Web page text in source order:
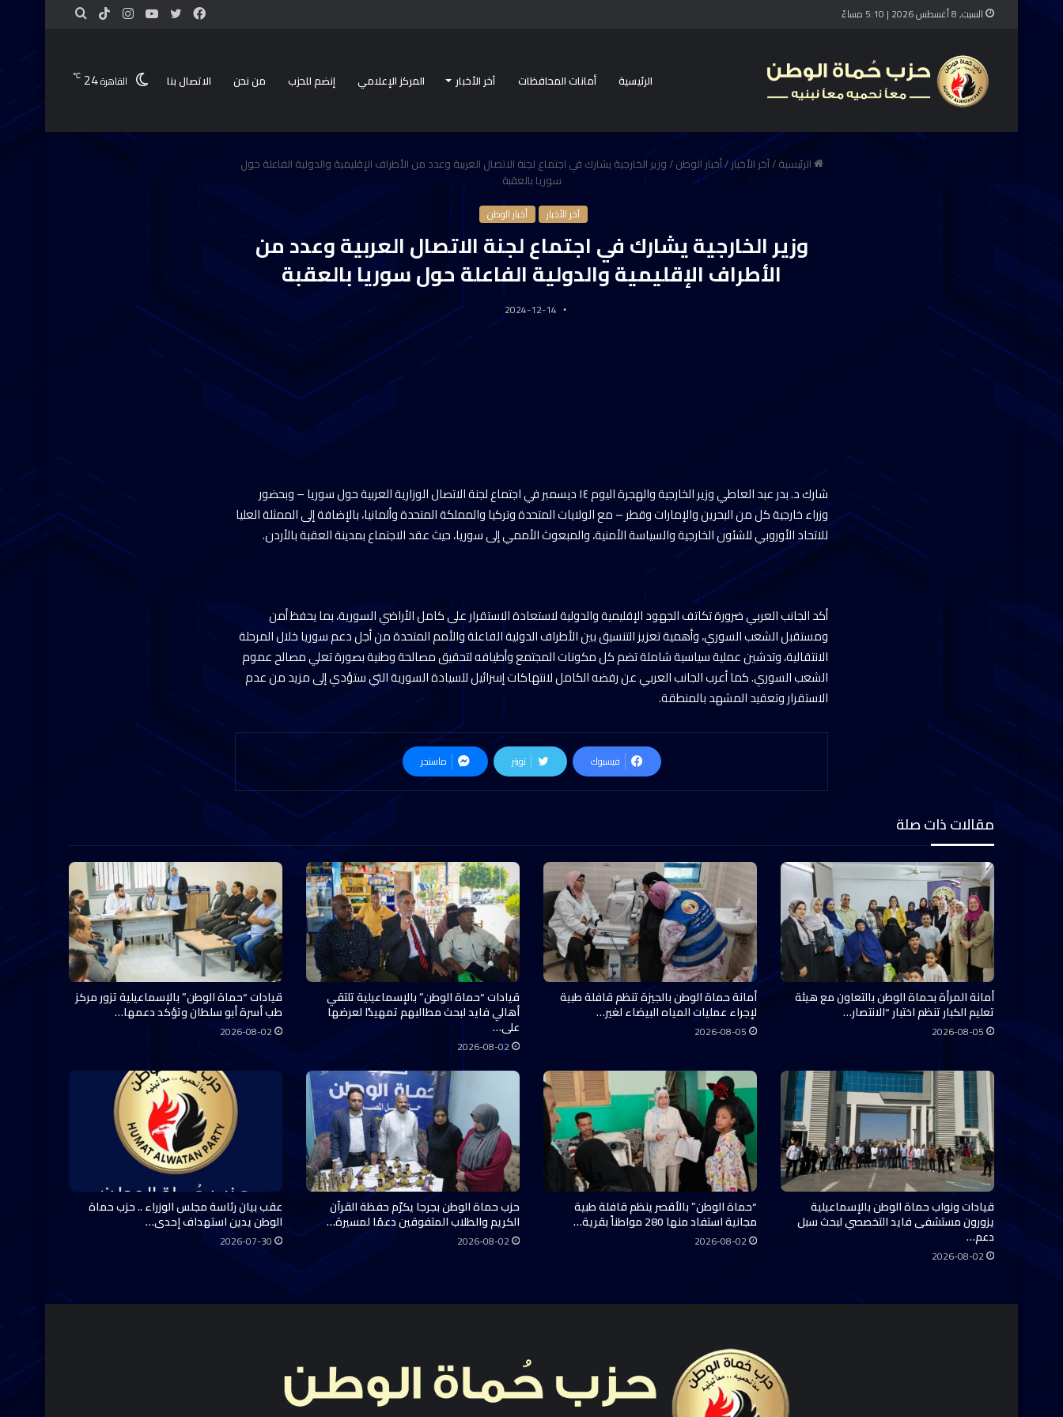
السبت, 8 أغسطس 2026 | 5:10 مساءً
الرئيسية أمانات المحافظات آخر الأخبار المركز الإعلامي إنضم للحزب من نحن الاتصال بنا القاهرة24
℃
الرئيسية/آخر الأخبار/أخبار الوطن/وزير الخارجية يشارك في اجتماع لجنة الاتصال العربية وعدد من الأطراف الإقليمية والدولية الفاعلة حول
سوريا بالعقبة
آخر الأخبار أخبار الوطن
وزير الخارجية يشارك في اجتماع لجنة الاتصال العربية وعدد من
الأطراف الإقليمية والدولية الفاعلة حول سوريا بالعقبة
2024-12-14
شارك د. بدر عبد العاطي وزير الخارجية والهجرة اليوم ١٤ ديسمبر في اجتماع لجنة الاتصال الوزارية العربية حول سوريا – وبحضور
وزراء خارجية كل من البحرين والإمارات وقطر – مع الولايات المتحدة وتركيا والمملكة المتحدة وألمانيا، بالإضافة إلى الممثلة العليا
للاتحاد الأوروبي للشئون الخارجية والسياسة الأمنية، والمبعوث الأممي إلى سوريا، حيث عقد الاجتماع بمدينة العقبة بالأردن.
أكد الجانب العربي ضرورة تكاتف الجهود الإقليمية والدولية لاستعادة الاستقرار على كامل الأراضي السورية، بما يحفظ أمن
ومستقبل الشعب السوري، وأهمية تعزيز التنسيق بين الأطراف الدولية الفاعلة والأمم المتحدة من أجل دعم سوريا خلال المرحلة
الانتقالية، وتدشين عملية سياسية شاملة تضم كل مكونات المجتمع وأطيافه لتحقيق مصالحة وطنية بصورة تعلي مصالح عموم
الشعب السوري. كما أعرب الجانب العربي عن رفضه الكامل لانتهاكات إسرائيل للسيادة السورية التي ستؤدي إلى مزيد من عدم
الاستقرار وتعقيد المشهد بالمنطقة.
فيسبوك تويتر ماسنجر
مقالات ذات صلة
أمانة المرأة بحماة الوطن بالتعاون مع هيئة
تعليم الكبار تنظم اختبار “الانتصار…
2026-08-05
أمانة حماة الوطن بالجيزة تنظم قافلة طبية
لإجراء عمليات المياه البيضاء لغير…
2026-08-05
قيادات “حماة الوطن” بالإسماعيلية تلتقي
أهالي فايد لبحث مطالبهم تمهيدًا لعرضها
على…
2026-08-02
قيادات “حماة الوطن” بالإسماعيلية تزور مركز
طب أسرة أبو سلطان وتؤكد دعمها…
2026-08-02
قيادات ونواب حماة الوطن بالإسماعيلية
يزورون مستشفى فايد التخصصي لبحث سبل
دعم…
2026-08-02
“حماة الوطن” بالأقصر ينظم قافلة طبية
مجانية استفاد منها 280 مواطناً بقرية…
2026-08-02
حزب حماة الوطن بجرجا يكرّم حفظة القرآن
الكريم والطلاب المتفوقين دعمًا لمسيرة…
2026-08-02
عقب بيان رئاسة مجلس الوزراء .. حزب حماة
الوطن يدين استهداف إحدى…
2026-07-30